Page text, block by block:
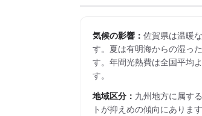
気候の影響： 佐賀県は温暖
す。夏は有明海からの湿っ
す。年間光熱費は全国平均
す。
地域区分： 九州地方に属する
トが抑えめの傾向にあります